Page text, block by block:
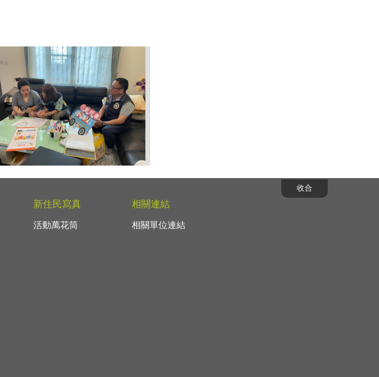
年8月19日本站前往瑞穗鄉家訪
收合
新住民寫真
活動萬花筒
相關連結
相關單位連結